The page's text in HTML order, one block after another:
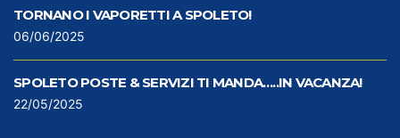
TORNANO I VAPORETTI A SPOLETO!
06/06/2025
SPOLETO POSTE & SERVIZI TI MANDA…..IN VACANZA!
22/05/2025